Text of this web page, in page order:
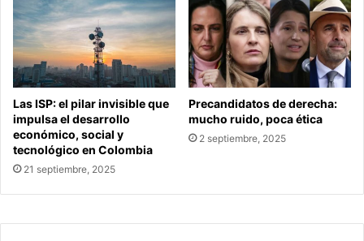
Las ISP: el pilar invisible que
impulsa el desarrollo
económico, social y
tecnológico en Colombia
21 septiembre, 2025
Precandidatos de derecha:
mucho ruido, poca ética
2 septiembre, 2025